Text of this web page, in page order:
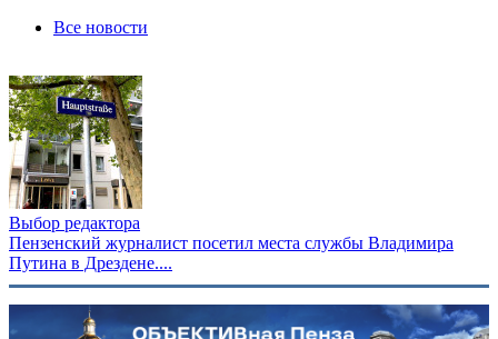
Все новости
Выбор редактора
Пензенский журналист посетил места службы Владимира
Путина в Дрездене....